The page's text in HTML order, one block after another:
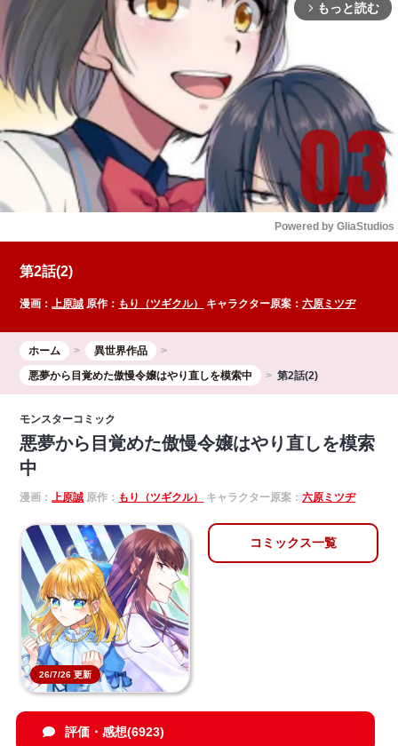
arrow_forward_ios もっと読む
Powered by GliaStudios
第2話(2)
漫画：上原誠 原作： もり（ツギクル） キャラクター原案：六原ミツヂ
ホーム
異世界作品
悪夢から目覚めた傲慢令嬢はやり直しを模索中
第2話(2)
モンスターコミック
悪夢から目覚めた傲慢令嬢はやり直しを模索
中
漫画：上原誠 原作： もり（ツギクル） キャラクター原案：六原ミツヂ
26/7/26 更新
コミックス一覧
評価・感想(6923)